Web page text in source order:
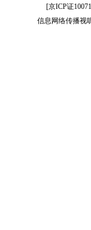
[京ICP证
信息网络传播视